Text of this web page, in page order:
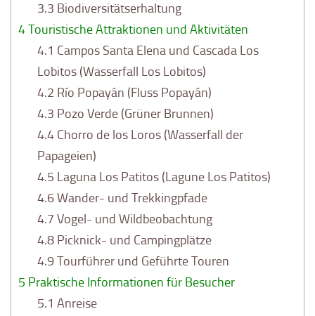
3.3 Biodiversitätserhaltung
4Touristische Attraktionen und Aktivitäten
4.1 Campos Santa Elena und Cascada Los
Lobitos (Wasserfall Los Lobitos)
4.2 Río Popayán (Fluss Popayán)
4.3 Pozo Verde (Grüner Brunnen)
4.4 Chorro de los Loros (Wasserfall der
Papageien)
4.5 Laguna Los Patitos (Lagune Los Patitos)
4.6Wander- und Trekkingpfade
4.7 Vogel- und Wildbeobachtung
4.8 Picknick- und Campingplätze
4.9Tourführer und Geführte Touren
5 Praktische Informationen für Besucher
5.1 Anreise